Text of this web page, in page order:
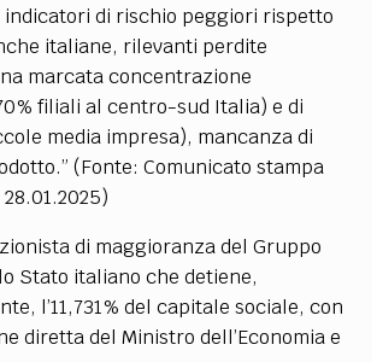
di rischio peggiori rispetto
italiane, rilevanti perdite
marcata concentrazione
filiali al centro-sud Italia) e di
media impresa), mancanza di
(Fonte: Comunicato stampa
di maggioranza del Gruppo
Stato italiano che detiene,
l’11,731% del capitale sociale, con
diretta del Ministro dell’Economia e